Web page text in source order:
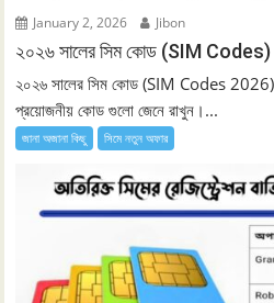
January 2, 2026 Jibon
২০২৬ সালের সিম কোড (SIM Codes)
২০২৬ সালের সিম কোড (SIM Codes 2026)
প্রয়োজনীয় কোড গুলো জেনে রাখুন।...
জানা অজানা কিছু সিমে নতুন ‍অফার